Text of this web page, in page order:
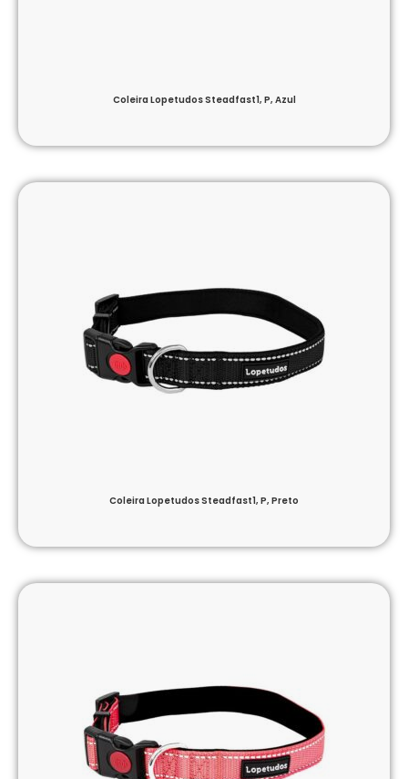
Coleira Lopetudos Steadfast1, P, Azul
Coleira Lopetudos Steadfast1, P, Preto